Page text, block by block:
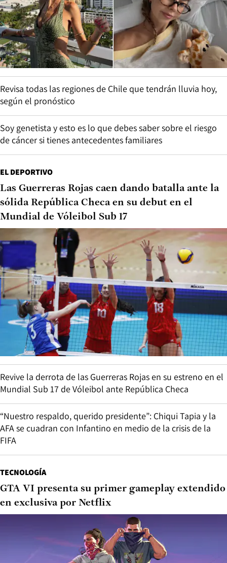
Revisa todas las regiones de Chile que tendrán lluvia hoy,
según el pronóstico
Soy genetista y esto es lo que debes saber sobre el riesgo
de cáncer si tienes antecedentes familiares
EL DEPORTIVO
Las Guerreras Rojas caen dando batalla ante la
sólida República Checa en su debut en el
Mundial de Vóleibol Sub 17
Revive la derrota de las Guerreras Rojas en su estreno en el
Mundial Sub 17 de Vóleibol ante República Checa
“Nuestro respaldo, querido presidente”: Chiqui Tapia y la
AFA se cuadran con Infantino en medio de la crisis de la
FIFA
TECNOLOGÍA
GTA VI presenta su primer gameplay extendido
en exclusiva por Netflix